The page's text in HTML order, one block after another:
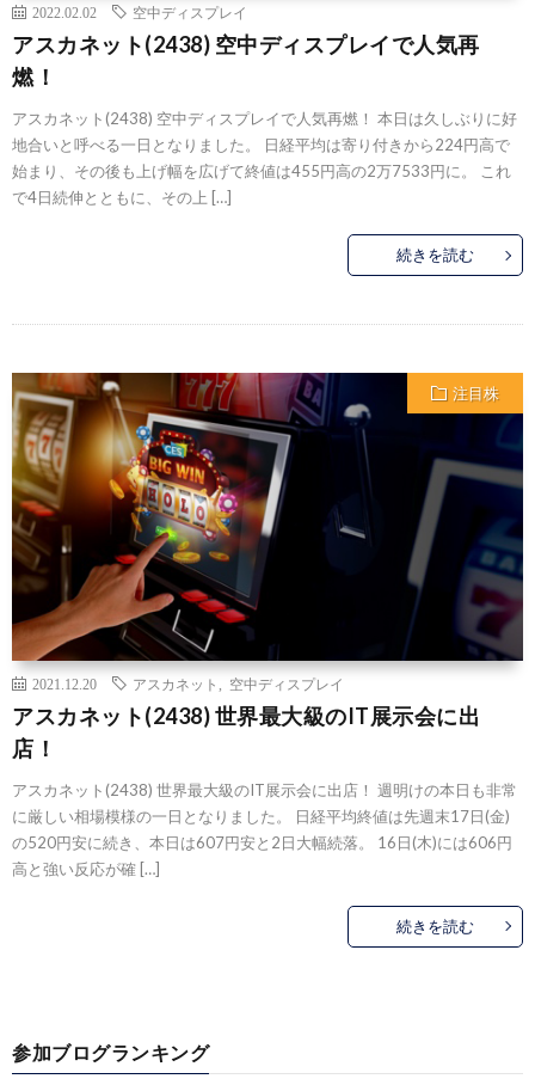
2022.02.02 空中ディスプレイ
アスカネット(2438) 空中ディスプレイで人気再
燃！
アスカネット(2438) 空中ディスプレイで人気再燃！ 本日は久しぶりに好
地合いと呼べる一日となりました。 日経平均は寄り付きから224円高で
始まり、その後も上げ幅を広げて終値は455円高の2万7533円に。 これ
で4日続伸とともに、その上 […]
続きを読む
注目株
2021.12.20 アスカネット 空中ディスプレイ
アスカネット(2438) 世界最大級のIT展示会に出
店！
アスカネット(2438) 世界最大級のIT展示会に出店！ 週明けの本日も非常
に厳しい相場模様の一日となりました。 日経平均終値は先週末17日(金)
の520円安に続き、本日は607円安と2日大幅続落。 16日(木)には606円
高と強い反応が確 […]
続きを読む
参加ブログランキング